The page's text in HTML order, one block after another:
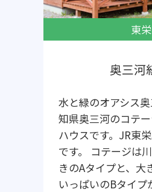
東
奥三河
水と緑のオアシス
知県奥三河のコテ
ハウスです。JR東
です。 コテージは
きのAタイプと、大
いっぱいのBタイプ